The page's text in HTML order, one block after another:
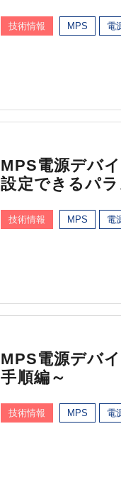
技術情報 MPS 電
MPS電源デバ
設定できるパ
技術情報 MPS 電
MPS電源デバ
手順編～
技術情報 MPS 電